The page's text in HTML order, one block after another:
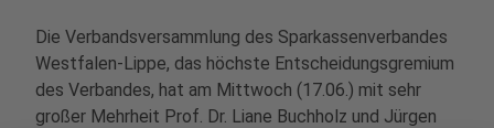
Die Verbandsversammlung des Sparkassenverbandes
Westfalen-Lippe, das höchste Entscheidungsgremium
des Verbandes, hat am Mittwoch (17.06.) mit sehr
großer Mehrheit Prof. Dr. Liane Buchholz und Jürgen